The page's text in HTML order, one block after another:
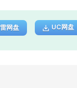
网盘 UC网盘